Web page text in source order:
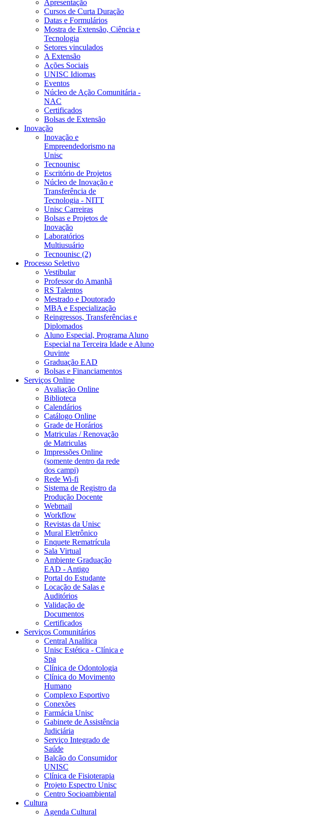
Apresentação
Cursos de Curta Duração
Datas e Formulários
Mostra de Extensão, Ciência e
Tecnologia
Setores vinculados
A Extensão
Ações Sociais
UNISC Idiomas
Eventos
Núcleo de Ação Comunitária -
NAC
Certificados
Bolsas de Extensão
Inovação
Inovação e
Empreendedorismo na
Unisc
Tecnounisc
Escritório de Projetos
Núcleo de Inovação e
Transferência de
Tecnologia - NITT
Unisc Carreiras
Bolsas e Projetos de
Inovação
Laboratórios
Multiusuário
Tecnounisc (2)
Processo Seletivo
Vestibular
Professor do Amanhã
RS Talentos
Mestrado e Doutorado
MBA e Especialização
Reingressos, Transferências e
Diplomados
Aluno Especial, Programa Aluno
Especial na Terceira Idade e Aluno
Ouvinte
Graduação EAD
Bolsas e Financiamentos
Serviços Online
Avaliação Online
Biblioteca
Calendários
Catálogo Online
Grade de Horários
Matriculas / Renovação
de Matriculas
Impressões Online
(somente dentro da rede
dos campi)
Rede Wi-fi
Sistema de Registro da
Produção Docente
Webmail
Workflow
Revistas da Unisc
Mural Eletrônico
Enquete Rematrícula
Sala Virtual
Ambiente Graduação
EAD - Antigo
Portal do Estudante
Locação de Salas e
Auditórios
Validação de
Documentos
Certificados
Serviços Comunitários
Central Analítica
Unisc Estética - Clínica e
Spa
Clínica de Odontologia
Clínica do Movimento
Humano
Complexo Esportivo
Conexões
Farmácia Unisc
Gabinete de Assistência
Judiciária
Serviço Integrado de
Saúde
Balcão do Consumidor
UNISC
Clínica de Fisioterapia
Projeto Espectro Unisc
Centro Socioambiental
Cultura
Agenda Cultural